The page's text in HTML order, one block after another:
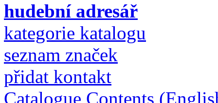
hudební adresář
kategorie katalogu
seznam značek
přidat kontakt
Catalogue Contents